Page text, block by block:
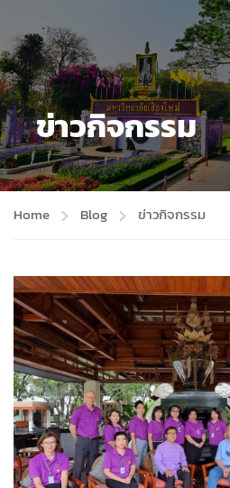
ข่าวกิจกรรม
Home Blog ข่าวกิจกรรม